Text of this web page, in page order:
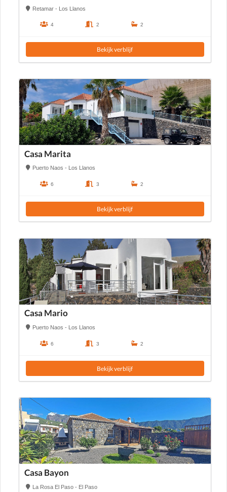
Retamar - Los Llanos
4 2 2
Bekijk verblijf
Casa Marita
Puerto Naos - Los Llanos
6 3 2
Bekijk verblijf
Casa Mario
Puerto Naos - Los Llanos
6 3 2
Bekijk verblijf
Casa Bayon
La Rosa El Paso - El Paso